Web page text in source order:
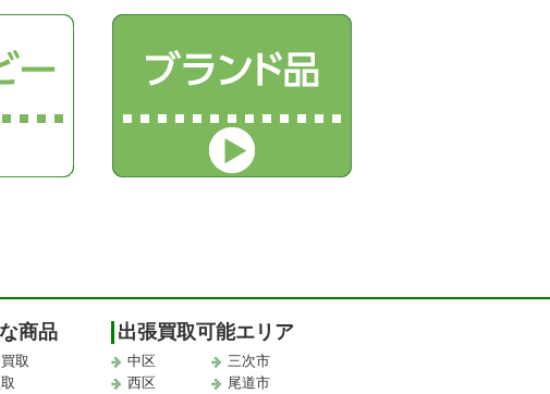
商品
取
出張買取可能エリア
中区
西区
三次市
尾道市